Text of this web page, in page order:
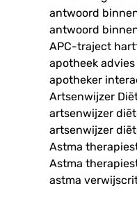
antwoord
antwoord
APC-traject
apotheek advies
apotheker
Artsenwijzer
artsenwijzer
artsenwijzer
Astma
Astma
astma